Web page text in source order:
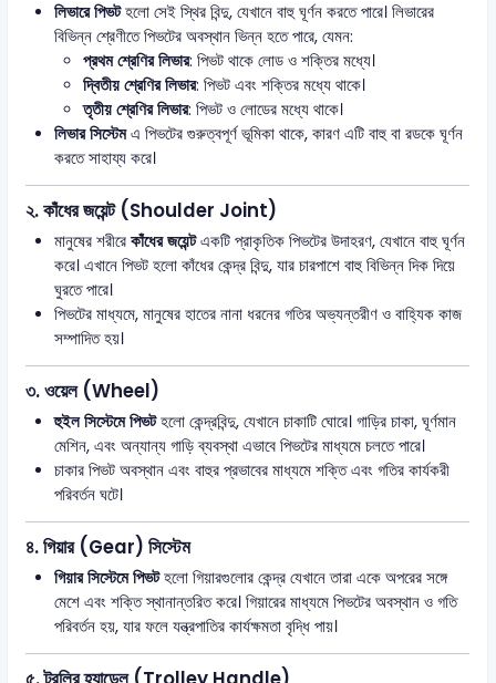
লিভারে পিভটহলো সেই স্থির বিন্দু, যেখানে বাহু ঘূর্ণন করতে পারে। লিভারের
বিভিন্ন শ্রেণীতে পিভটের অবস্থান ভিন্ন হতে পারে, যেমন:
প্রথম শ্রেণির লিভার: পিভট থাকে লোড ও শক্তির মধ্যে।
দ্বিতীয় শ্রেণির লিভার: পিভট এবং শক্তির মধ্যে থাকে।
তৃতীয় শ্রেণির লিভার: পিভট ও লোডের মধ্যে থাকে।
লিভার সিস্টেমএ পিভটের গুরুত্বপূর্ণ ভূমিকা থাকে, কারণ এটি বাহু বা রডকে ঘূর্ণন
করতে সাহায্য করে।
২.কাঁধের জয়েন্ট (Shoulder Joint)
মানুষের শরীরে কাঁধের জয়েন্টএকটি প্রাকৃতিক পিভটের উদাহরণ, যেখানে বাহু ঘূর্ণন
করে। এখানে পিভট হলো কাঁধের কেন্দ্র বিন্দু, যার চারপাশে বাহু বিভিন্ন দিক দিয়ে
ঘুরতে পারে।
পিভটের মাধ্যমে, মানুষের হাতের নানা ধরনের গতির অভ্যন্তরীণ ও বাহ্যিক কাজ
সম্পাদিত হয়।
৩.ওয়েল (Wheel)
হুইল সিস্টেমে পিভটহলো কেন্দ্রবিন্দু, যেখানে চাকাটি ঘোরে। গাড়ির চাকা, ঘূর্ণমান
মেশিন, এবং অন্যান্য গাড়ি ব্যবস্থা এভাবে পিভটের মাধ্যমে চলতে পারে।
চাকার পিভট অবস্থান এবং বাহুর প্রভাবের মাধ্যমে শক্তি এবং গতির কার্যকরী
পরিবর্তন ঘটে।
৪.গিয়ার (Gear) সিস্টেম
গিয়ার সিস্টেমে পিভটহলো গিয়ারগুলোর কেন্দ্র যেখানে তারা একে অপরের সঙ্গে
মেশে এবং শক্তি স্থানান্তরিত করে। গিয়ারের মাধ্যমে পিভটের অবস্থান ও গতি
পরিবর্তন হয়, যার ফলে যন্ত্রপাতির কার্যক্ষমতা বৃদ্ধি পায়।